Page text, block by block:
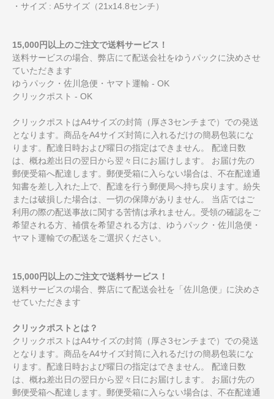
・サイズ : A5サイズ（21x14.8センチ）
15,000円以上のご注文で送料サービス！
送料サービスの場合、弊店にて配送会社をゆうパックに決めさせ
ていただきます
ゆうパック・佐川急便・ヤマト運輸 - OK
クリックポスト - OK
クリックポストはA4サイズの封筒（厚さ3センチまで）での発送
となります。商品をA4サイズ封筒に入れるだけの簡易包装にな
ります。配達日時および曜日の指定はできません。 配達日数
は、概ね差出日の翌日から翌々日にお届けします。 お届け先の
郵便受箱へ配達します。郵便受箱に入らない場合は、不在配達通
知書を差し入れた上で、配達を行う郵便局へ持ち戻ります。紛失
または破損した場合は、一切の保障がありません。 当店ではご
利用の際の配送事故に関する苦情は承れません。受領の確認をご
希望される方、補償を希望される方は、ゆうパック・佐川急便・
ヤマト運輸での配送をご選択ください。
15,000円以上のご注文で送料サービス！
送料サービスの場合、弊店にて配送会社を「佐川急便」に決めさ
せていただきます
クリックポストとは？
クリックポストはA4サイズの封筒（厚さ3センチまで）での発送
となります。商品をA4サイズ封筒に入れるだけの簡易包装にな
ります。配達日時および曜日の指定はできません。 配達日数
は、概ね差出日の翌日から翌々日にお届けします。 お届け先の
郵便受箱へ配達します。郵便受箱に入らない場合は、不在配達通